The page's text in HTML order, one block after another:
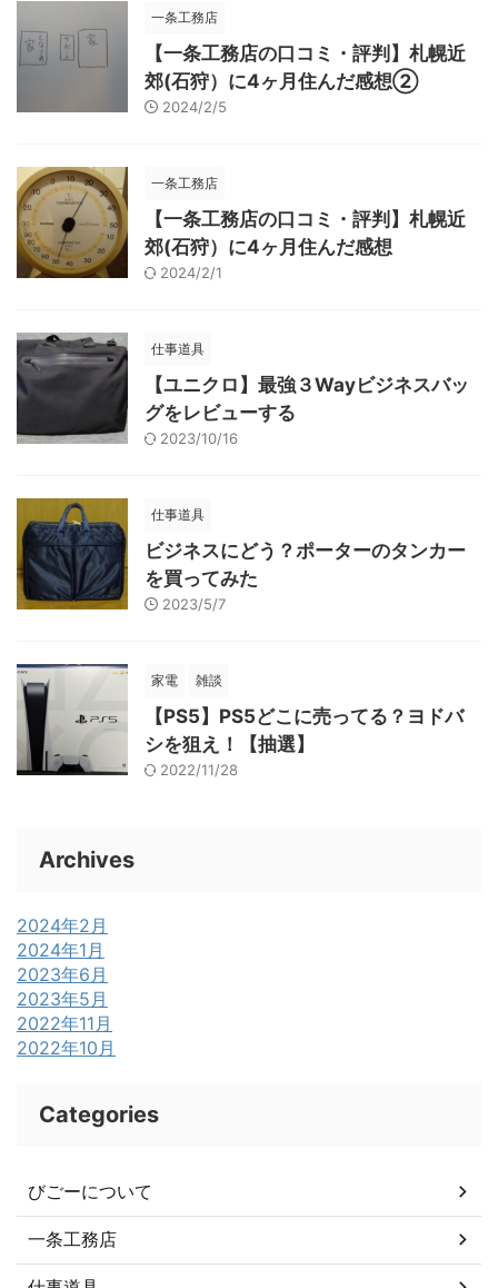
一条工務店
【一条工務店の口コミ・評判】札幌近
郊(石狩）に4ヶ月住んだ感想②
2024/2/5
一条工務店
【一条工務店の口コミ・評判】札幌近
郊(石狩）に4ヶ月住んだ感想
2024/2/1
仕事道具
【ユニクロ】最強３Wayビジネスバッ
グをレビューする
2023/10/16
仕事道具
ビジネスにどう？ポーターのタンカー
を買ってみた
2023/5/7
家電 雑談
【PS5】PS5どこに売ってる？ヨドバ
シを狙え！【抽選】
2022/11/28
Archives
2024年2月
2024年1月
2023年6月
2023年5月
2022年11月
2022年10月
Categories
びごーについて
一条工務店